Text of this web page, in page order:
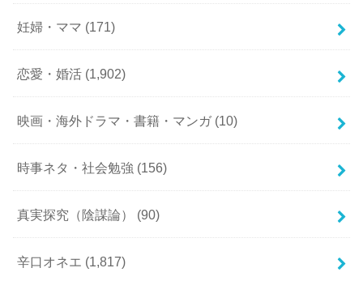
妊婦・ママ (171)
恋愛・婚活 (1,902)
映画・海外ドラマ・書籍・マンガ (10)
時事ネタ・社会勉強 (156)
真実探究（陰謀論） (90)
辛口オネエ (1,817)